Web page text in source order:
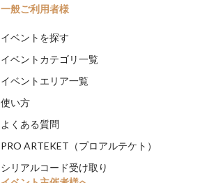
一般ご利用者様
イベントを探す
イベントカテゴリ一覧
イベントエリア一覧
使い方
よくある質問
PRO ARTEKET（プロアルテケト）
シリアルコード受け取り